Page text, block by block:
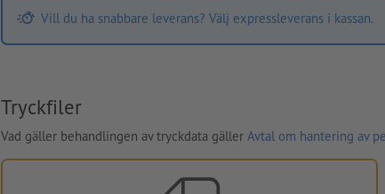
Vill du ha snabbare leverans? Välj expressleverans i kassan.
Tryckfiler
Vad gäller behandlingen av tryckdata gäller Avtal om hantering av